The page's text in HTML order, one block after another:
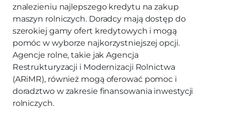
znalezieniu najlepszego kredytu na zakup
maszyn rolniczych. Doradcy mają dostęp do
szerokiej gamy ofert kredytowych i mogą
pomóc w wyborze najkorzystniejszej opcji.
Agencje rolne, takie jak Agencja
Restrukturyzacji i Modernizacji Rolnictwa
(ARiMR), również mogą oferować pomoc i
doradztwo w zakresie finansowania inwestycji
rolniczych.